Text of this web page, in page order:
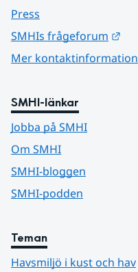
Press
SMHIs frågeforum
Mer kontaktinformation
SMHI-länkar
Jobba på SMHI
Om SMHI
SMHI-bloggen
SMHI-podden
Teman
Havsmiljö i kust och hav